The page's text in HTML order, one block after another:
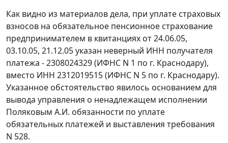
Как видно из материалов дела, при уплате страховых
взносов на обязательное пенсионное страхование
предпринимателем в квитанциях от 24.06.05,
03.10.05, 21.12.05 указан неверный ИНН получателя
платежа - 2308024329 (ИФНС N 1 по г. Краснодару),
вместо ИНН 2312019515 (ИФНС N 5 по г. Краснодару).
Указанное обстоятельство явилось основанием для
вывода управления о ненадлежащем исполнении
Поляковым А.И. обязанности по уплате
обязательных платежей и выставления требования
N 528.